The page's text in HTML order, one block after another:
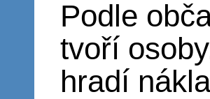
Podle
tvoří
hradí